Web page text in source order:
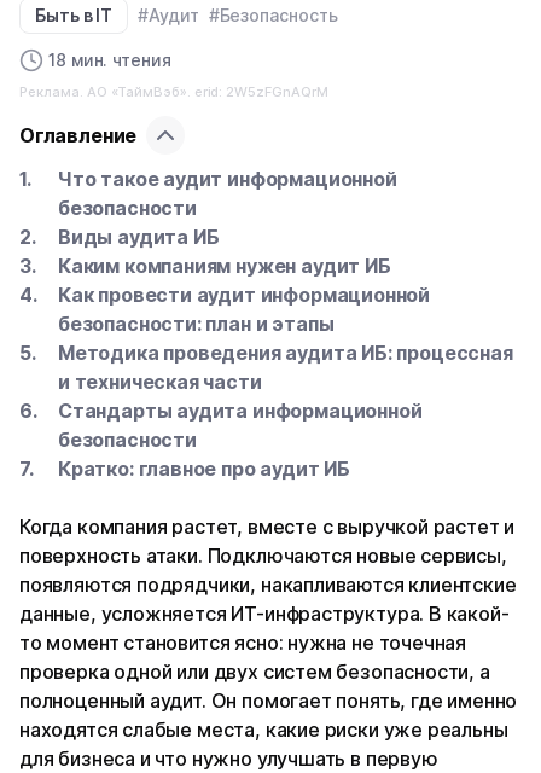
Быть в IT #Аудит #Безопасность
18 мин. чтения
Реклама. АО «ТаймВэб». erid: 2W5zFGnAQrM
Оглавление
Что такое аудит информационной
безопасности
Виды аудита ИБ
Каким компаниям нужен аудит ИБ
Как провести аудит информационной
безопасности: план и этапы
Методика проведения аудита ИБ: процессная
и техническая части
Стандарты аудита информационной
безопасности
Кратко: главное про аудит ИБ
Когда компания растет, вместе с выручкой растет и
поверхность атаки. Подключаются новые сервисы,
появляются подрядчики, накапливаются клиентские
данные, усложняется ИТ-инфраструктура. В какой-
то момент становится ясно: нужна не точечная
проверка одной или двух систем безопасности, а
полноценный аудит. Он помогает понять, где именно
находятся слабые места, какие риски уже реальны
для бизнеса и что нужно улучшать в первую